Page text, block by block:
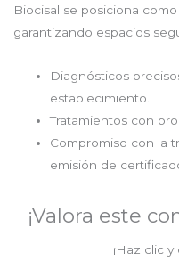
Biocisal se posiciona
garantizando espacios
Diagnósticos
establecimiento.
Tratamientos con
Compromiso con la
emisión de
¡Valora este
¡Haz clic